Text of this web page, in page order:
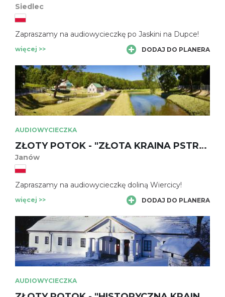
Siedlec
Zapraszamy na audiowycieczkę po Jaskini na Dupce!
więcej >> DODAJ DO PLANERA
AUDIOWYCIECZKA
ZŁOTY POTOK - "ZŁOTA KRAINA PSTRĄGA"
Janów
Zapraszamy na audiowycieczkę doliną Wiercicy!
więcej >> DODAJ DO PLANERA
AUDIOWYCIECZKA